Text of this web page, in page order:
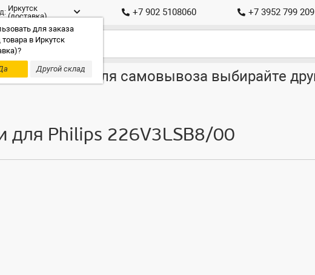
Иркутск
(доставка)
для заказа
в Иркутск
Другой склад
+7 902 5108060 +7 3952 799 209
доставка, для самовывоза выбирайте
для Philips 226V3LSB8/00